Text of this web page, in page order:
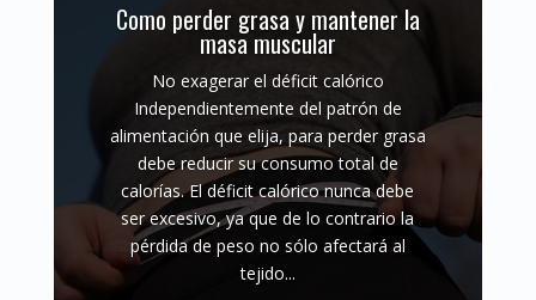
Como perder grasa y mantener la
masa muscular
No exagerar el déficit calórico
Independientemente del patrón de
alimentación que elija, para perder grasa
debe reducir su consumo total de
calorías. El déficit calórico nunca debe
ser excesivo, ya que de lo contrario la
pérdida de peso no sólo afectará al
tejido...